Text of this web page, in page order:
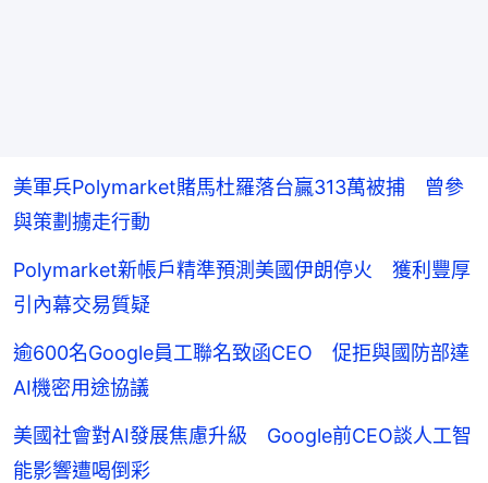
美軍兵Polymarket賭馬杜羅落台贏313萬被捕 曾參
與策劃擄走行動
Polymarket新帳戶精準預測美國伊朗停火 獲利豐厚
引內幕交易質疑
逾600名Google員工聯名致函CEO 促拒與國防部達
AI機密用途協議
美國社會對AI發展焦慮升級 Google前CEO談人工智
能影響遭喝倒彩